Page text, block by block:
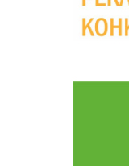
18:39
04 сер